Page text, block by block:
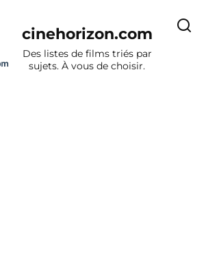
cinehorizon.com
Des listes de films triés par
sujets. À vous de choisir.